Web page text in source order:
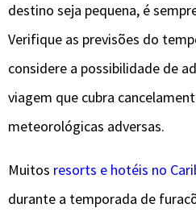
destino seja pequena, é
Verifique as previsões do
considere a possibilidade de
viagem que cubra
meteorológicas adversas.
Muitos resorts e hotéis no
durante a temporada de